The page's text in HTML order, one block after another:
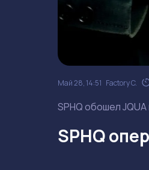
Май 28, 14:51 Factory C.
SPHQ обошел
SPHQ